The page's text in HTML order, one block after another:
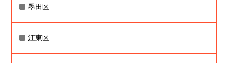
墨田区
江東区